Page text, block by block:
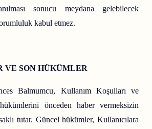
sonucu meydana gelebilecek
kabul etmez.
VE SON HÜKÜMLER
Balmumcu, Kullanım Koşulları ve
önceden haber vermeksizin
tutar. Güncel hükümler, Kullanıcılara